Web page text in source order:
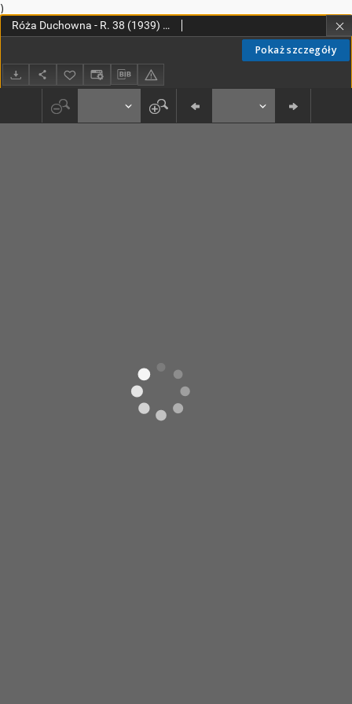
)
Pokaż szczegóły
Róża Duchowna - R. 38 (1939) n. 1-9